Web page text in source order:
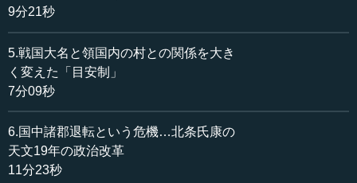
北条家の例でいえば、戦国時代が始まって50年余りがたっ
た永正15年（1518年）に、北条家の初代である伊勢宗瑞、
いわゆる「北条早雲」と呼ばれる戦国大名が、大きな改革
を行いました。
この時期における北条家の領国は伊豆と相模でしたが、
ちょうどその地域は大飢饉に見舞われました。北条家はそ
れへの復興策として、新政策を実施しました。まず、村宛
9分21秒
5.戦国大名と領国内の村との関係を大き
く変えた「目安制」
7分09秒
6.国中諸郡退転という危機…北条氏康の
天文19年の政治改革
11分23秒